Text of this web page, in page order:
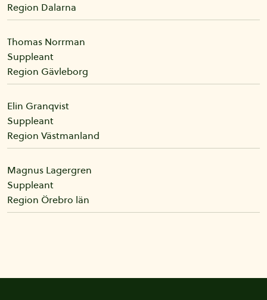
Region Dalarna
Thomas Norrman
Suppleant
Region Gävleborg
Elin Granqvist
Suppleant
Region Västmanland
Magnus Lagergren
Suppleant
Region Örebro län